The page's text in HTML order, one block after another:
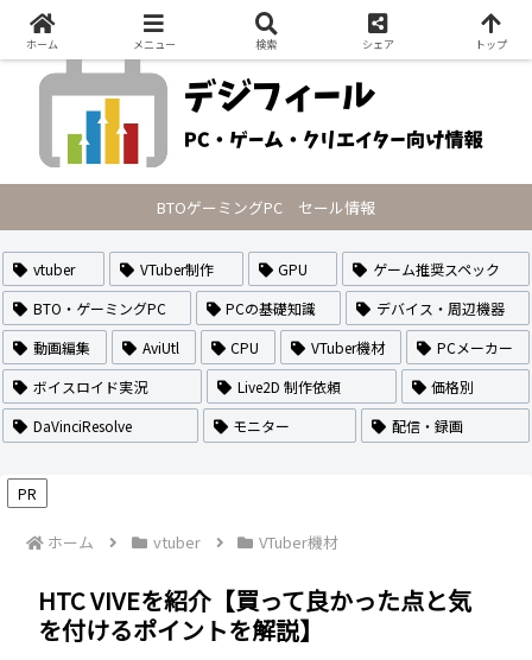
PCの最新セール情報・VTuberのなり方や作り方・配信方法を紹介
BTOゲーミングPC セール情報
vtuber VTuber制作 GPU
ゲーム推奨スペック
BTO・ゲーミングPC
PCの基礎知識
デバイス・周辺機器
動画編集
AviUtl CPU VTuber機材
PCメーカー
ボイスロイド実況
Live2D 制作依頼
価格別
DaVinciResolve
モニター 配信・録画
PR
ホーム vtuber VTuber機材
HTC VIVEを紹介【買って良かった点と気
を付けるポイントを解説】
ホーム メニュー 検索 シェア トップ